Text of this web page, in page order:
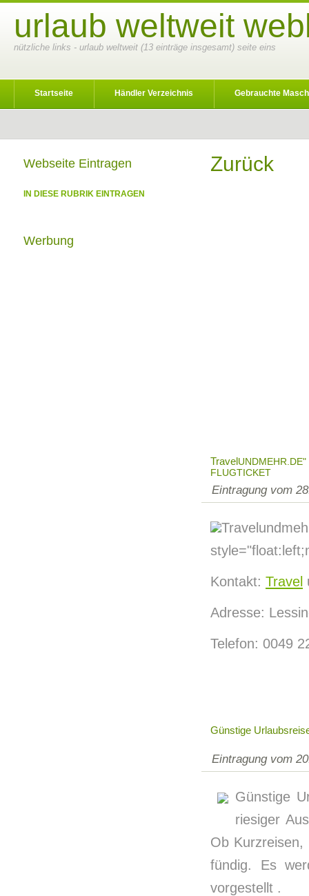
urlaub weltweit
nützliche links - urlaub weltweit (13 einträge insgesamt) seite eins
Startseite Händler Verzeichnis Gebrauchte
Zurück
Travel
FLUGTICKET
Eintragung vom
Kontakt: Travel
Adresse:
Telefon: 0049
Günstige
Eintragung vom
Günstige
riesiger
Ob Kurzreisen,
fündig. Es
vorgestellt .
Webseite Eintragen
IN DIESE RUBRIK EINTRAGEN
Werbung